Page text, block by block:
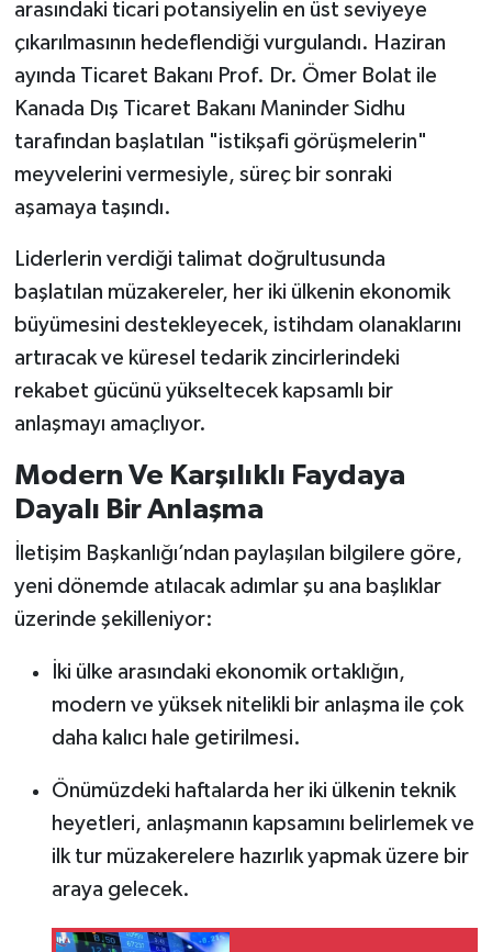
arasındaki ticari potansiyelin en üst seviyeye
çıkarılmasının hedeflendiği vurgulandı. Haziran
ayında Ticaret Bakanı Prof. Dr. Ömer Bolat ile
Kanada Dış Ticaret Bakanı Maninder Sidhu
tarafından başlatılan "istikşafi görüşmelerin"
meyvelerini vermesiyle, süreç bir sonraki
aşamaya taşındı.
Liderlerin verdiği talimat doğrultusunda
başlatılan müzakereler, her iki ülkenin ekonomik
büyümesini destekleyecek, istihdam olanaklarını
artıracak ve küresel tedarik zincirlerindeki
rekabet gücünü yükseltecek kapsamlı bir
anlaşmayı amaçlıyor.
Modern Ve Karşılıklı Faydaya
Dayalı Bir Anlaşma
İletişim Başkanlığı’ndan paylaşılan bilgilere göre,
yeni dönemde atılacak adımlar şu ana başlıklar
üzerinde şekilleniyor:
İki ülke arasındaki ekonomik ortaklığın,
modern ve yüksek nitelikli bir anlaşma ile çok
daha kalıcı hale getirilmesi.
Önümüzdeki haftalarda her iki ülkenin teknik
heyetleri, anlaşmanın kapsamını belirlemek ve
ilk tur müzakerelere hazırlık yapmak üzere bir
araya gelecek.